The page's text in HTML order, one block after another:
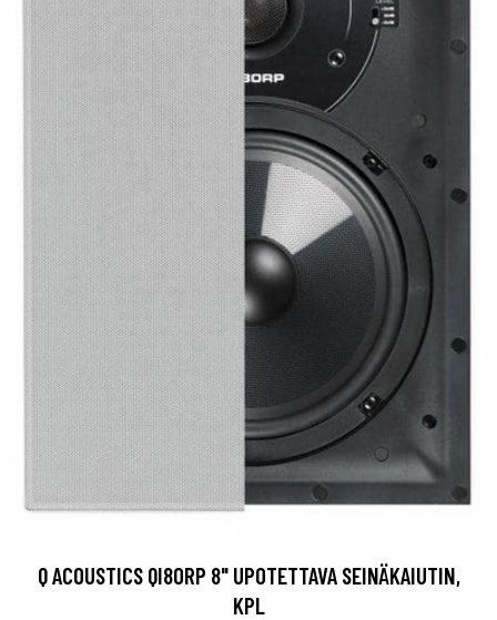
Q ACOUSTICS QI80RP 8" UPOTETTAVA SEINÄKAIUTIN,
KPL